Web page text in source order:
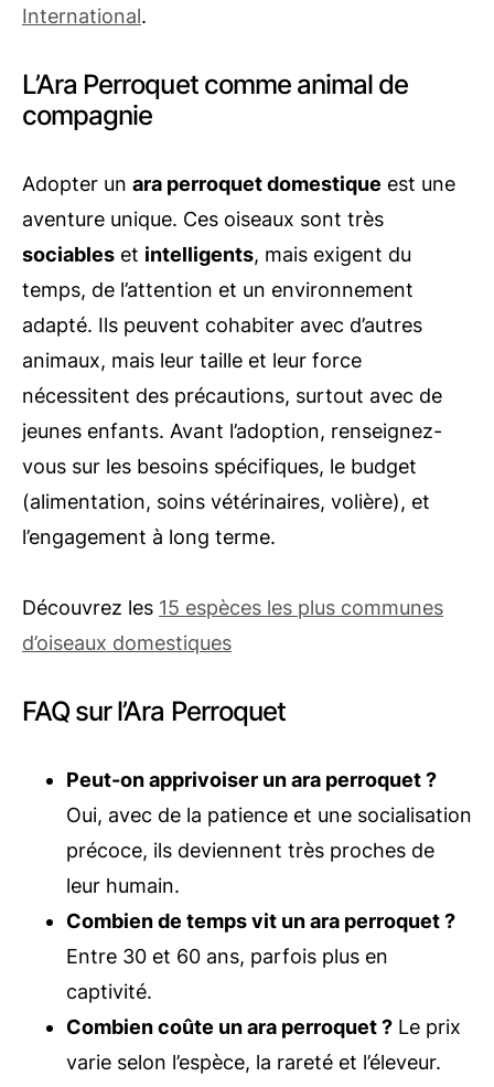
International.
L’Ara Perroquet comme animal de
compagnie
Adopter un ara perroquet domestique est une
aventure unique. Ces oiseaux sont très
sociables et intelligents, mais exigent du
temps, de l’attention et un environnement
adapté. Ils peuvent cohabiter avec d’autres
animaux, mais leur taille et leur force
nécessitent des précautions, surtout avec de
jeunes enfants. Avant l’adoption, renseignez-
vous sur les besoins spécifiques, le budget
(alimentation, soins vétérinaires, volière), et
l’engagement à long terme.
Découvrez les 15 espèces les plus communes
d’oiseaux domestiques
FAQ sur l’Ara Perroquet
Peut-on apprivoiser un ara perroquet ?
Oui, avec de la patience et une socialisation
précoce, ils deviennent très proches de
leur humain.
Combien de temps vit un ara perroquet ?
Entre 30 et 60 ans, parfois plus en
captivité.
Combien coûte un ara perroquet ? Le prix
varie selon l’espèce, la rareté et l’éleveur.